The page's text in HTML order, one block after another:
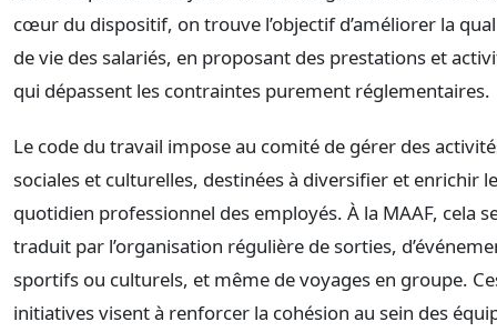
cœur du dispositif, on trouve l’objectif d’améliorer la
de vie des salariés, en proposant des prestations et
qui dépassent les contraintes purement réglementaires.
Le code du travail impose au comité de gérer des
sociales et culturelles, destinées à diversifier et enrichir le
quotidien professionnel des employés. À la MAAF, cela
traduit par l’organisation régulière de sorties,
sportifs ou culturels, et même de voyages en groupe.
initiatives visent à renforcer la cohésion au sein des